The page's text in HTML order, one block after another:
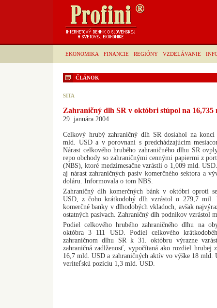
EKONOMIKA FINANCIE REGIÓNY VZDELÁVANIE
ČLÁNOK
SITA
Zahraničný dlh SR v októbri stúpol na 16,735
29. januára 2004
Celkový hrubý zahraničný dlh SR dosiahol na
mld. USD a v porovnaní s predchádzajúcim
Nárast celkového hrubého zahraničného dlhu SR
repo obchody so zahraničnými cennými papiermi z
(NBS), ktoré medzimesačne vzrástli o 1,009 mld.
aj nárast zahraničných pasív komerčného sektora a
doláru. Informovala o tom NBS.
Zahraničný dlh komerčných bánk v októbri oproti
USD, z čoho krátkodobý dlh vzrástol o 279,7 mil.
komerčné banky v dlhodobých vkladoch, avšak
ostatných pasívach. Zahraničný dlh podnikov vzrástol
Podiel celkového hrubého zahraničného dlhu na
októbra 3 111 USD. Podiel celkového
zahraničnom dlhu SR k 31. októbru výrazne
zahraničná zadlženosť, vypočítaná ako rozdiel hrubej
16,7 mld. USD a zahraničných aktív vo výške 18 mld.
veriteľskú pozíciu 1,3 mld. USD.